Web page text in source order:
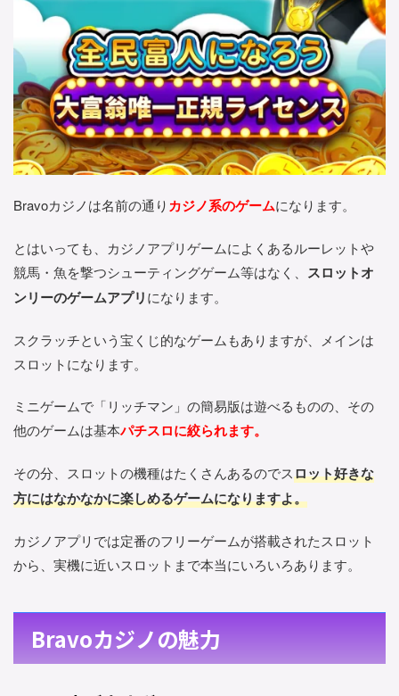
Bravoカジノは名前の通りカジノ系のゲームになります。
とはいっても、カジノアプリゲームによくあるルーレットや
競馬・魚を撃つシューティングゲーム等はなく、 スロットオ
ンリーのゲームアプリになります。
スクラッチという宝くじ的なゲームもありますが、メインは
スロットになります。
ミニゲームで「リッチマン」の簡易版は遊べるものの、その
他のゲームは基本パチスロに絞られます。
その分、スロットの機種はたくさんあるのでスロット好きな
方にはなかなかに楽しめるゲームになりますよ。
カジノアプリでは定番のフリーゲームが搭載されたスロット
から、実機に近いスロットまで本当にいろいろあります。
Bravoカジノの魅力